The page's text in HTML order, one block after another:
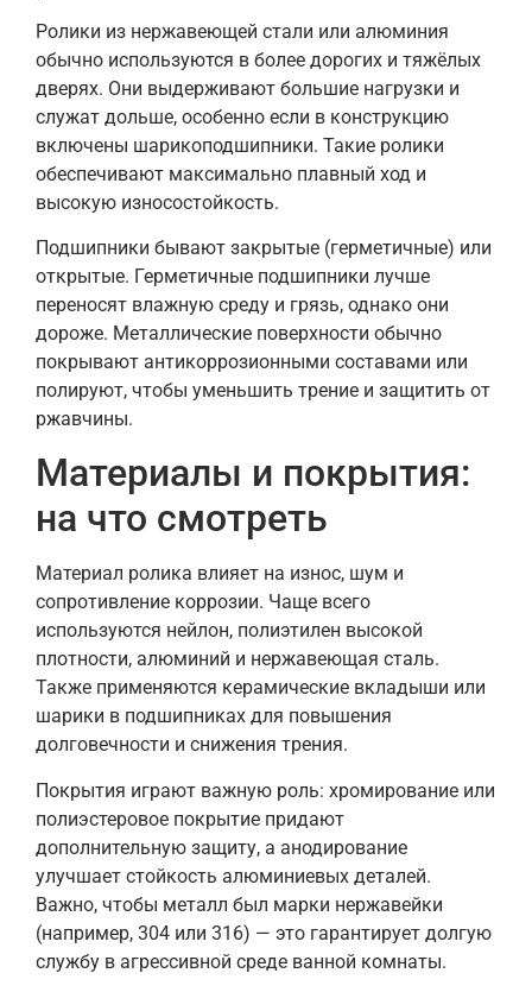
Ролики из нержавеющей стали или алюминия
обычно используются в более дорогих и тяжёлых
дверях. Они выдерживают большие нагрузки и
служат дольше, особенно если в конструкцию
включены шарикоподшипники. Такие ролики
обеспечивают максимально плавный ход и
высокую износостойкость.
Подшипники бывают закрытые (герметичные) или
открытые. Герметичные подшипники лучше
переносят влажную среду и грязь, однако они
дороже. Металлические поверхности обычно
покрывают антикоррозионными составами или
полируют, чтобы уменьшить трение и защитить от
ржавчины.
Материалы и покрытия:
на что смотреть
Материал ролика влияет на износ, шум и
сопротивление коррозии. Чаще всего
используются нейлон, полиэтилен высокой
плотности, алюминий и нержавеющая сталь.
Также применяются керамические вкладыши или
шарики в подшипниках для повышения
долговечности и снижения трения.
Покрытия играют важную роль: хромирование или
полиэстеровое покрытие придают
дополнительную защиту, а анодирование
улучшает стойкость алюминиевых деталей.
Важно, чтобы металл был марки нержавейки
(например, 304 или 316) — это гарантирует долгую
службу в агрессивной среде ванной комнаты.